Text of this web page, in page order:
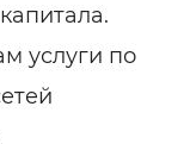
услуги по